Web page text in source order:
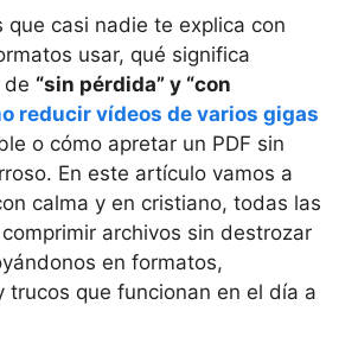
que casi nadie te explica con
usar, qué significa
de “sin pérdida” y “con
reducir vídeos de varios gigas
o cómo apretar un PDF sin
En este artículo vamos a
calma y en cristiano, todas las
archivos sin destrozar
en formatos,
trucos que funcionan en el día a